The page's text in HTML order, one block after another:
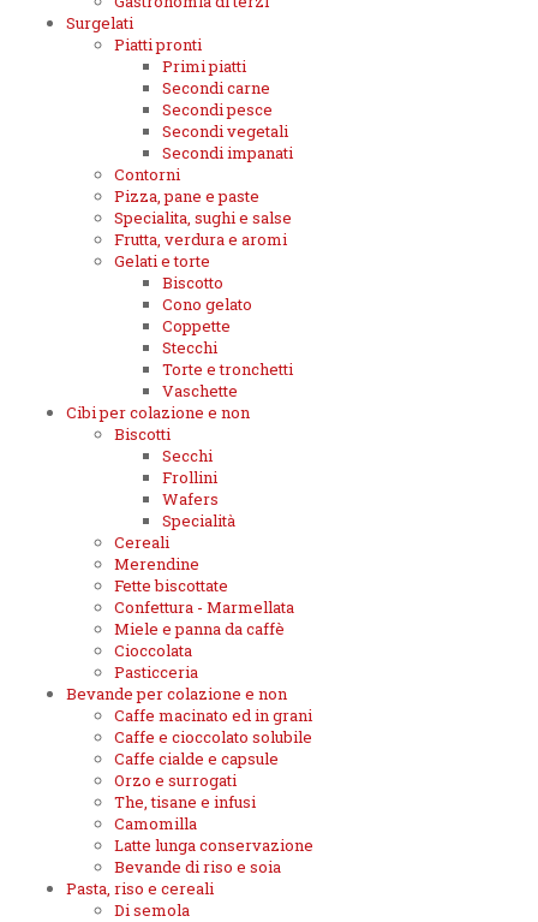
Surgelati
Piatti pronti
Primi piatti
Secondi carne
Secondi pesce
Secondi vegetali
Secondi impanati
Contorni
Pizza, pane e paste
Specialita, sughi e salse
Frutta, verdura e aromi
Gelati e torte
Biscotto
Cono gelato
Coppette
Stecchi
Torte e tronchetti
Vaschette
Cibi per colazione e non
Biscotti
Secchi
Frollini
Wafers
Specialità
Cereali
Merendine
Fette biscottate
Confettura - Marmellata
Miele e panna da caffè
Cioccolata
Pasticceria
Bevande per colazione e non
Caffe macinato ed in grani
Caffe e cioccolato solubile
Caffe cialde e capsule
Orzo e surrogati
The, tisane e infusi
Camomilla
Latte lunga conservazione
Bevande di riso e soia
Pasta, riso e cereali
Di semola